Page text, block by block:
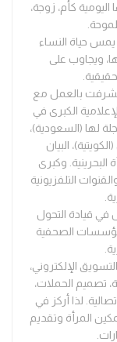
اليومية كأم، زوجة،
حياة النساء
ويجاوب على
تشرفت بالعمل مع
الكبرى في
لها (السعودية)،
البيان
البحرينية. وكبرى
التلفزيونية
في قيادة التحول
الصحفية
الإلكتروني،
تصميم الحملات،
لذا أركز في
المرأة وتقديم